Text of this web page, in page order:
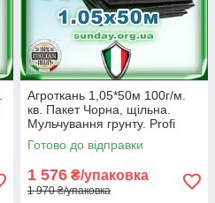
Агроткань 1,05*50м 100г/м.
кв. Пакет Чорна, щільна.
Мульчування грунту. Profi
Готово до відправки
1 576 ₴/упаковка
1 970 ₴/упаковка